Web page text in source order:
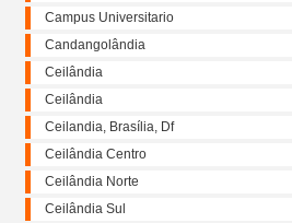
Campus Universitario
Candangolândia
Ceilândia
Ceilândia
Ceilandia, Brasília, Df
Ceilândia Centro
Ceilândia Norte
Ceilândia Sul